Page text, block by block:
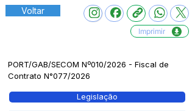
Voltar
Imprimir
PORT/GAB/SECOM Nº010/2026 - Fiscal de
Contrato N°077/2026
Legislação